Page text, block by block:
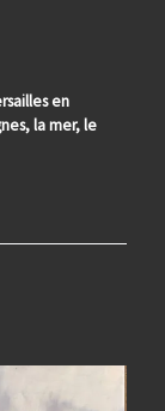
en
la mer, le